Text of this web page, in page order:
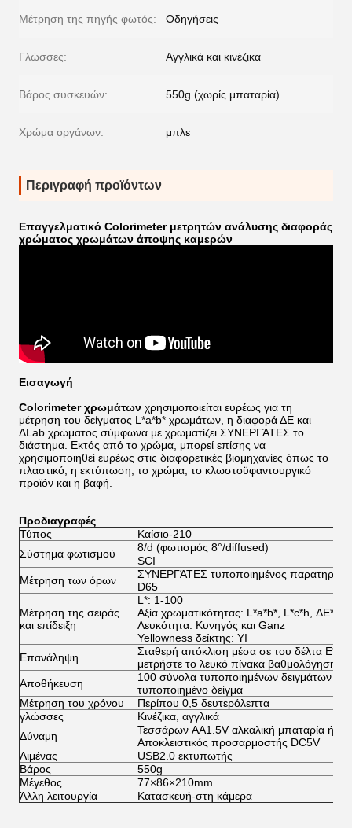
Μέτρηση της πηγής φωτός: Οδηγήσεις
Γλώσσες: Αγγλικά και κινέζικα
Βάρος συσκευών: 550g (χωρίς μπαταρία)
Χρώμα οργάνων: μπλε
Περιγραφή προϊόντων
Επαγγελματικό Colorimeter μετρητών ανάλυσης διαφοράς
χρώματος χρωμάτων άποψης καμερών
Εισαγωγή
Colorimeter χρωμάτων χρησιμοποιείται ευρέως για τη
μέτρηση του δείγματος L*a*b* χρωμάτων, η διαφορά ΔE και
ΔLab χρώματος σύμφωνα με χρωματίζει ΣΥΝΕΡΓΆΤΕΣ το
διάστημα. Εκτός από το χρώμα, μπορεί επίσης να
χρησιμοποιηθεί ευρέως στις διαφορετικές βιομηχανίες όπως το
πλαστικό, η εκτύπωση, το χρώμα, το κλωστοϋφαντουργικό
προϊόν και η βαφή.
Προδιαγραφές
Τύπος
Καίσιο-210
Σύστημα φωτισμού
8/d (φωτισμός 8°/diffused)
SCI
Μέτρηση των όρων
ΣΥΝΕΡΓΆΤΕΣ τυποποιημένος
D65
Μέτρηση της σειράς
και επίδειξη
L*: 1-100
Αξία χρωματικότητας: L*a*b*, L*c*h, ΔE*ab,
Λευκότητα: Κυνηγός και Ganz
Yellowness δείκτης: YI
Επανάληψη
Σταθερή απόκλιση μέσα σε του δέλτα
μετρήστε το λευκό πίνακα βαθμολόγησης
Αποθήκευση
100 σύνολα τυποποιημένων δειγμάτων
τυποποιημένο δείγμα
Μέτρηση του χρόνου
Περίπου 0,5 δευτερόλεπτα
γλώσσες
Κινέζικα, αγγλικά
Δύναμη
Τεσσάρων AA1.5V αλκαλική μπαταρία ή
Αποκλειστικός προσαρμοστής DC5V
Λιμένας
USB2.0 εκτυπωτής
Βάρος
550g
Μέγεθος
77×86×210mm
Άλλη λειτουργία
Κατασκευή-στη κάμερα